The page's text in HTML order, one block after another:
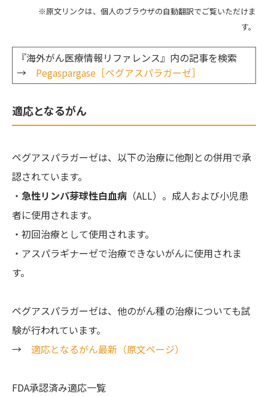
※原文リンクは、個人のブラウザの自動翻訳でご覧いただけま
す。
『海外がん医療情報リファレンス』内の記事を検索
→ Pegaspargase［ペグアスパラガーゼ］
適応となるがん
ペグアスパラガーゼは、以下の治療に他剤との併用で承
認されています。
・ 急性リンパ芽球性白血病 （ALL）。成人および小児患
者に使用されます。
・初回治療として使用されます。
・アスパラギナーゼで治療できないがんに使用されま
す。
ペグアスパラガーゼは、他のがん種の治療についても試
験が行われています。
→ 適応となるがん最新（原文ページ）
FDA承認済み適応一覧